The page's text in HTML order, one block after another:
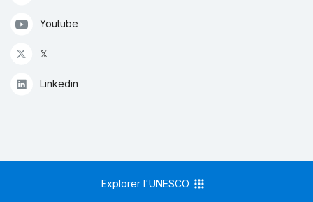
Youtube
𝕏
Linkedin
Explorer l'UNESCO